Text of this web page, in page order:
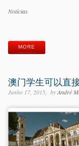
Categorias
Notícias
MORE
澳门学生可以直
Junho 17, 2015 byAndré